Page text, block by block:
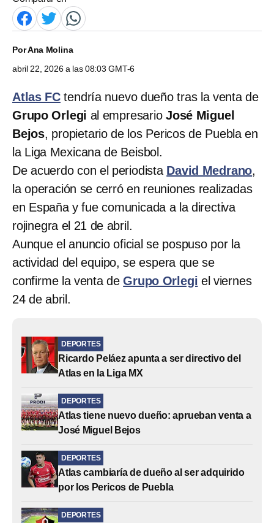
PorAna Molina
abril 22, 2026 a las 08:03 GMT-6
Atlas FC tendría nuevo dueño tras la venta de
Grupo Orlegi al empresarioJosé Miguel
Bejos, propietario de los Pericos de Puebla en
la Liga Mexicana de Beisbol.
De acuerdo con el periodista David Medrano,
la operación se cerró en reuniones realizadas
en España y fue comunicada a la directiva
rojinegra el 21 de abril.
Aunque el anuncio oficial se pospuso por la
actividad del equipo, se espera que se
confirme la venta deGrupo Orlegi el viernes
24 de abril.
DEPORTES
Ricardo Peláez apunta a ser directivo del
Atlas en la Liga MX
DEPORTES
Atlas tiene nuevo dueño: aprueban venta a
José Miguel Bejos
DEPORTES
Atlas cambiaría de dueño al ser adquirido
por los Pericos de Puebla
DEPORTES